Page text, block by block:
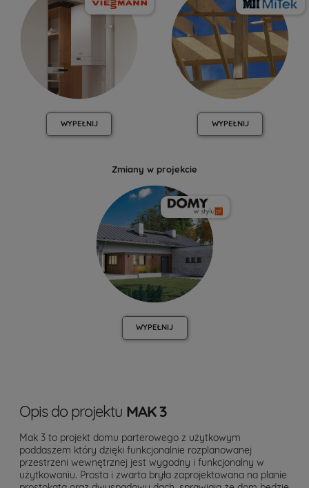
WYPEŁNIJ WYPEŁNIJ
Zmiany w projekcie
WYPEŁNIJ
Opis do projektu MAK 3
Mak 3 to projekt domu parterowego z użytkowym
poddaszem który dzięki funkcjonalnie rozplanowanej
przestrzeni wewnętrznej jest wygodny i funkcjonalny w
użytkowaniu. Prosta i zwarta bryła zaprojektowana na planie